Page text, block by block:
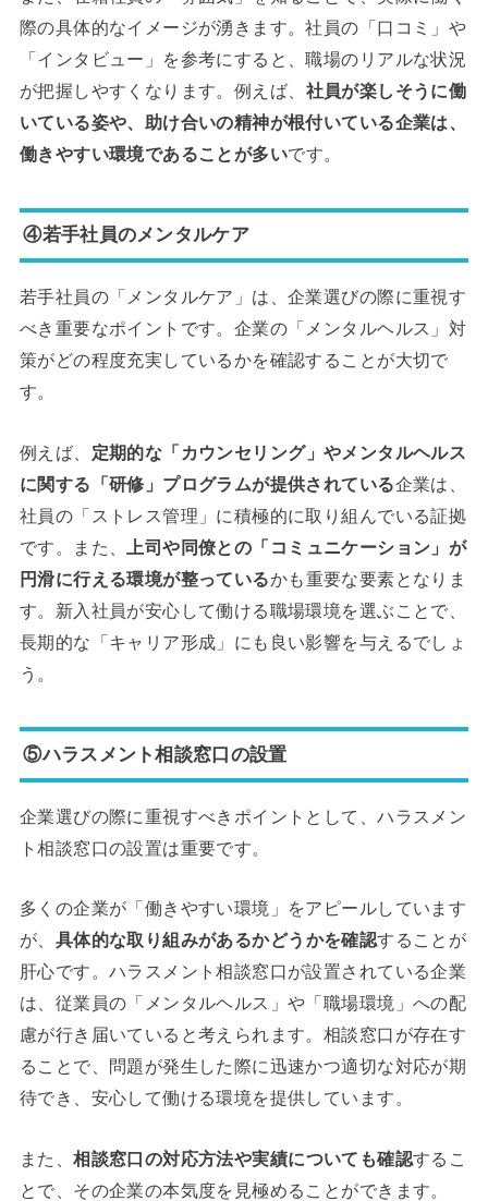
際の具体的なイメージが湧きます。社員の「口コミ」や
「インタビュー」を参考にすると、職場のリアルな状況
が把握しやすくなります。例えば、 社員が楽しそうに働
いている姿や、助け合いの精神が根付いている企業は、
働きやすい環境であることが多いです。
④若手社員のメンタルケア
若手社員の「メンタルケア」は、企業選びの際に重視す
べき重要なポイントです。企業の「メンタルヘルス」対
策がどの程度充実しているかを確認することが大切で
す。
例えば、 定期的な「カウンセリング」やメンタルヘルス
に関する「研修」プログラムが提供されている企業は、
社員の「ストレス管理」に積極的に取り組んでいる証拠
です。また、
上司や同僚との「コミュニケーション」が
円滑に行える環境が整っているかも重要な要素となりま
す。新入社員が安心して働ける職場環境を選ぶことで、
長期的な「キャリア形成」にも良い影響を与えるでしょ
う。
⑤ハラスメント相談窓口の設置
企業選びの際に重視すべきポイントとして、ハラスメン
ト相談窓口の設置は重要です。
多くの企業が「働きやすい環境」をアピールしています
が、 具体的な取り組みがあるかどうかを確認することが
肝心です。ハラスメント相談窓口が設置されている企業
は、従業員の「メンタルヘルス」や「職場環境」への配
慮が行き届いていると考えられます。相談窓口が存在す
ることで、問題が発生した際に迅速かつ適切な対応が期
待でき、安心して働ける環境を提供しています。
また、相談窓口の対応方法や実績についても確認するこ
とで、その企業の本気度を見極めることができます。